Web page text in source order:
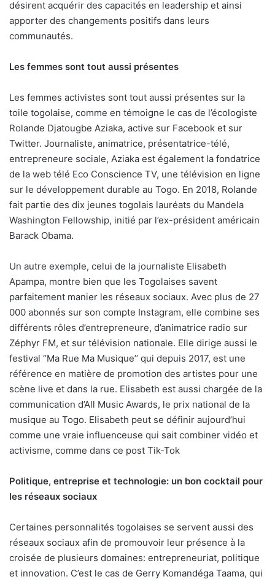
désirent acquérir des capacités en leadership et ainsi
apporter des changements positifs dans leurs
communautés.
Les femmes sont tout aussi présentes
Les femmes activistes sont tout aussi présentes sur la
toile togolaise, comme en témoigne le cas de l’écologiste
Rolande Djatougbe Aziaka, active sur Facebook et sur
Twitter. Journaliste, animatrice, présentatrice-télé,
entrepreneure sociale, Aziaka est également la fondatrice
de la web télé Eco Conscience TV, une télévision en ligne
sur le développement durable au Togo. En 2018, Rolande
fait partie des dix jeunes togolais lauréats du Mandela
Washington Fellowship, initié par l’ex-président américain
Barack Obama.
Un autre exemple, celui de la journaliste Elisabeth
Apampa, montre bien que les Togolaises savent
parfaitement manier les réseaux sociaux. Avec plus de 27
000 abonnés sur son compte Instagram, elle combine ses
différents rôles d’entrepreneure, d’animatrice radio sur
Zéphyr FM, et sur télévision nationale. Elle dirige aussi le
festival ‘’Ma Rue Ma Musique’’ qui depuis 2017, est une
référence en matière de promotion des artistes pour une
scène live et dans la rue. Elisabeth est aussi chargée de la
communication d’All Music Awards, le prix national de la
musique au Togo. Elisabeth peut se définir aujourd’hui
comme une vraie influenceuse qui sait combiner vidéo et
activisme, comme dans ce post Tik-Tok
Politique, entreprise et technologie: un bon cocktail pour
les réseaux sociaux
Certaines personnalités togolaises se servent aussi des
réseaux sociaux afin de promouvoir leur présence à la
croisée de plusieurs domaines: entrepreneuriat, politique
et innovation. C’est le cas de Gerry Komandéga Taama, qui